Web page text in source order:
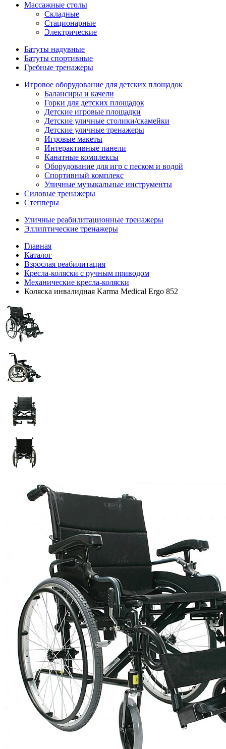
Массажные столы
Складные
Стационарные
Электрические
Батуты надувные
Батуты спортивные
Гребные тренажеры
Игровое оборудование для детских площадок
Балансиры и качели
Горки для детских площадок
Детские игровые площадки
Детские уличные столики/скамейки
Детские уличные тренажеры
Игровые макеты
Интерактивные панели
Канатные комплексы
Оборудование для игр с песком и водой
Спортивный комплекс
Уличные музыкальные инструменты
Силовые тренажеры
Степперы
Уличные реабилитационные тренажеры
Эллиптические тренажеры
Главная
Каталог
Взрослая реабилитация
Кресла-коляски с ручным приводом
Механические кресла-коляски
Коляска инвалидная Karma Medical Ergo 852